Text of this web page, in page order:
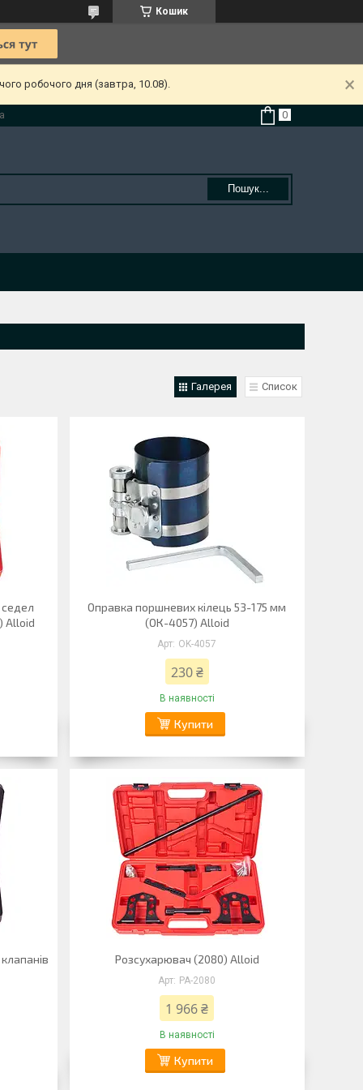
Кошик
робочого дня (завтра, 10.08).
Пошук...
Галерея Список
Alloid
Оправка поршневих кілець 53-175 мм
(ОК-4057) Alloid
OK-4057
230 ₴
В наявності
Купити
Розсухарювач (2080) Alloid
PA-2080
1 966 ₴
В наявності
Купити